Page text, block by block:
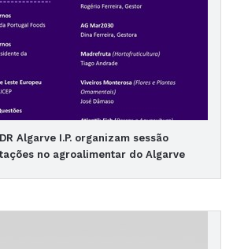
Algarve I.P. organizam sessão
no agroalimentar do Algarve